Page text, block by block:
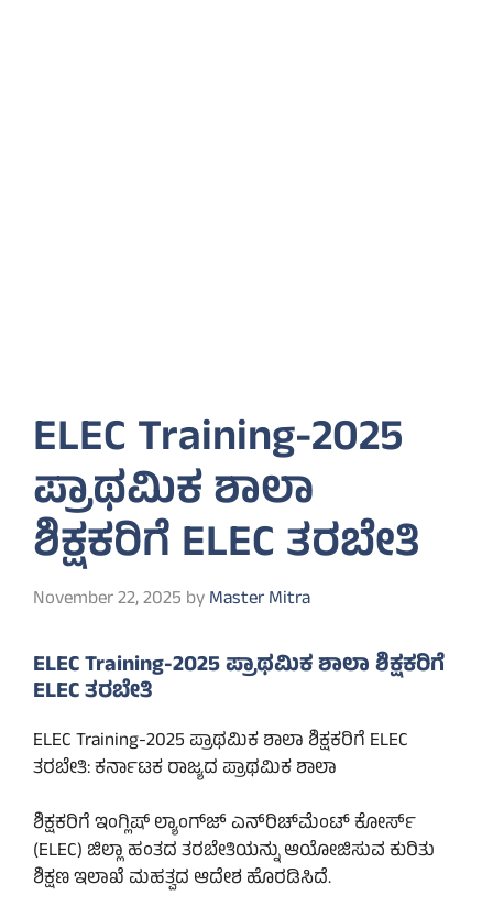
ELEC Training-2025
ಪ್ರಾಥಮಿಕ ಶಾಲಾ
ಶಿಕ್ಷಕರಿಗೆ ELEC ತರಬೇತಿ
November 22, 2025 byMaster Mitra
ELEC Training-2025 ಪ್ರಾಥಮಿಕ ಶಾಲಾ ಶಿಕ್ಷಕರಿಗೆ
ELEC ತರಬೇತಿ
ELEC Training-2025 ಪ್ರಾಥಮಿಕ ಶಾಲಾ ಶಿಕ್ಷಕರಿಗೆ ELEC
ತರಬೇತಿ: ಕರ್ನಾಟಕ ರಾಜ್ಯದ ಪ್ರಾಥಮಿಕ ಶಾಲಾ
ಶಿಕ್ಷಕರಿಗೆ ಇಂಗ್ಲಿಷ್ ಲ್ಯಾಂಗ್‌ಜ್ ಎನ್‌ರಿಚ್‌ಮೆಂಟ್ ಕೋರ್ಸ್
(ELEC) ಜಿಲ್ಲಾ ಹಂತದ ತರಬೇತಿಯನ್ನು ಆಯೋಜಿಸುವ ಕುರಿತು
ಶಿಕ್ಷಣ ಇಲಾಖೆ ಮಹತ್ವದ ಆದೇಶ ಹೊರಡಿಸಿದೆ.